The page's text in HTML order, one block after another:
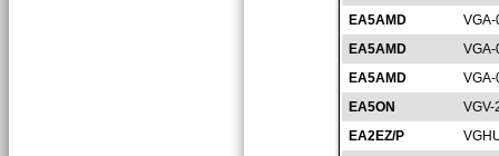
EA5AMD
EA5AMD
EA5AMD
EA5ON
VGV-
EA2EZ/P